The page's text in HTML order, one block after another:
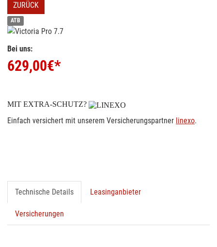
ZURÜCK
ATB
Bei uns:
629,00€*
MIT EXTRA-SCHUTZ?
Einfach versichert mit unserem Versicherungspartner linexo.
Technische Details Leasinganbieter
Versicherungen